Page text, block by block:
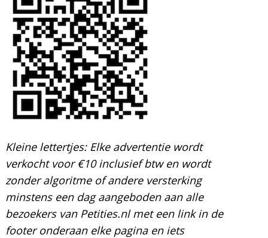
Kleine lettertjes: Elke advertentie wordt
verkocht voor €10 inclusief btw en wordt
zonder algoritme of andere versterking
minstens een dag aangeboden aan alle
bezoekers van Petities.nl met een link in de
footer onderaan elke pagina en iets